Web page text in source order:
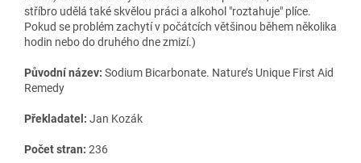
stříbro udělá také skvělou práci a alkohol "roztahuje" plíce.
Pokud se problém zachytí v počátcích většinou během několika
hodin nebo do druhého dne zmizí.)
Původní název: Sodium Bicarbonate. Nature’s Unique First Aid
Remedy
Překladatel: Jan Kozák
Počet stran: 236